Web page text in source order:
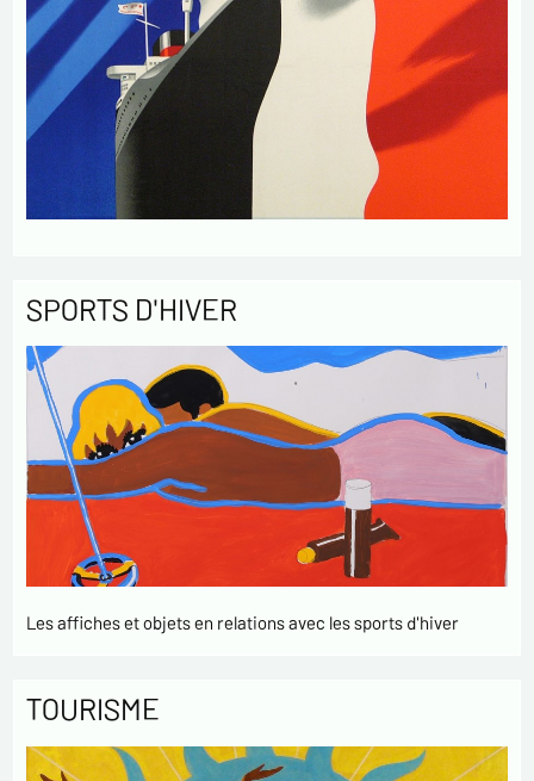
SPORTS D'HIVER
Les affiches et objets en relations avec les sports d'hiver
TOURISME